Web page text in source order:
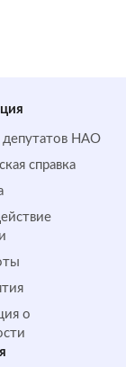
депутатов НАО
справка
о